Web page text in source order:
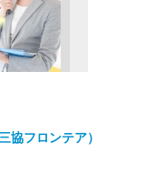
協フロンテア）